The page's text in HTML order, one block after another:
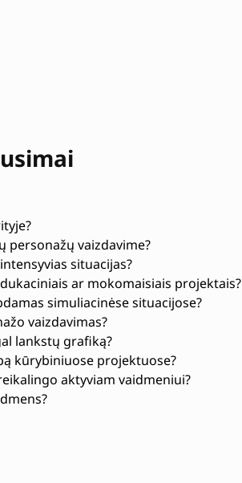
personažų vaizdavime?
situacijas?
ar mokomaisiais projektais?
simuliacinėse situacijose?
vaizdavimas?
lankstų grafiką?
kūrybiniuose projektuose?
aktyviam vaidmeniui?